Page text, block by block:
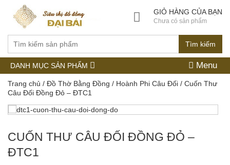
Tìm kiếm
GIỎ HÀNG CỦA BẠN
Chưa có sản phẩm
DANH MỤC SẢN PHẨM Menu
Trang chủ / Đồ Thờ Bằng Đồng / Hoành Phi Câu Đối / Cuốn Thư
Câu Đối Đồng Đỏ – ĐTC1
CUỐN THƯ CÂU ĐỐI ĐỒNG ĐỎ –
ĐTC1